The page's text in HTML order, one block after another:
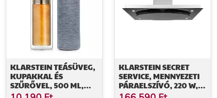
KLARSTEIN TEÁSÜVEG,
KUPAKKAL ÉS
SZŰRŐVEL, 500 ML,
DUPLA ÜVEG,
KLARSTEIN SECRET
SERVICE, MENNYEZETI
PÁRAELSZÍVÓ, 220 W,
ÉRINTŐKÉPERNYŐS,